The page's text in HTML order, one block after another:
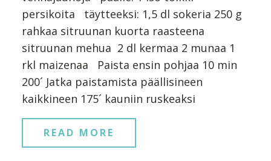
persikoita täytteeksi: 1,5 dl sokeria 250 g
rahkaa sitruunan kuorta raasteena
sitruunan mehua 2 dl kermaa 2 munaa 1
rkl maizenaa Paista ensin pohjaa 10 min
200´ Jatka paistamista päällisineen
kaikkineen 175´ kauniin ruskeaksi
READ MORE